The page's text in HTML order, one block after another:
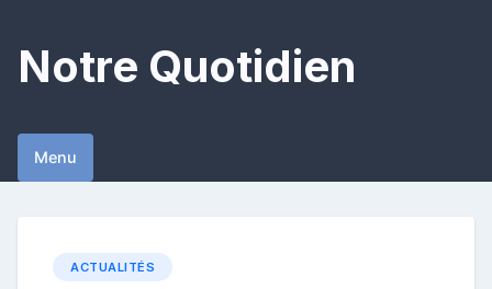
content
Notre Quotidien
Menu
ACTUALITÉS